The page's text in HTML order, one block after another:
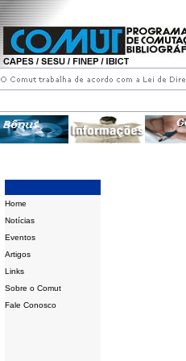
Home
Notícias
Eventos
Artigos
Links
Sobre o Comut
Fale Conosco